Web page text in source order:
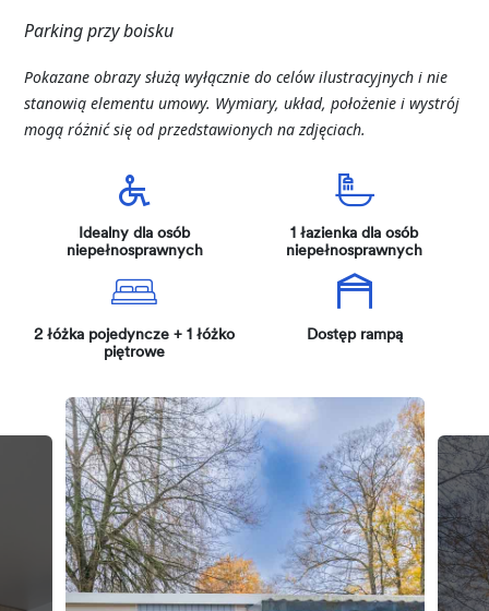
Parking przy boisku
Pokazane obrazy służą wyłącznie do celów ilustracyjnych i nie
stanowią elementu umowy. Wymiary, układ, położenie i wystrój
mogą różnić się od przedstawionych na zdjęciach.
Idealny dla osób
niepełnosprawnych
1 łazienka dla osób
niepełnosprawnych
2 łóżka pojedyncze + 1 łóżko
piętrowe
Dostęp rampą